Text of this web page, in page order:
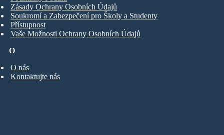
O
O nás
Kontaktujte nás
Zásady Ochrany Osobních Údajů
Soukromí a Zabezpečení pro Školy a Studenty
Přístupnost
Vaše Možnosti Ochrany Osobních Údajů